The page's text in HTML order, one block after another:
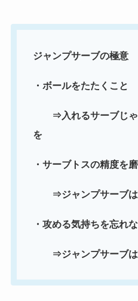
ジャンプサーブの極意
・ボールをたたくこと
⇒入れるサーブじゃ
を
・サーブトスの精度を
⇒ジャンプサーブは
・攻める気持ちを忘れ
⇒ジャンプサーブは